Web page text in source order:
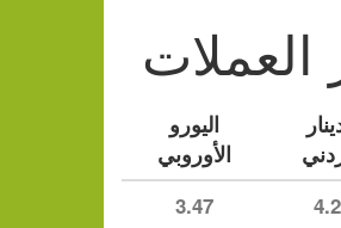
العملات
اليورو
الأوروبي
3.47